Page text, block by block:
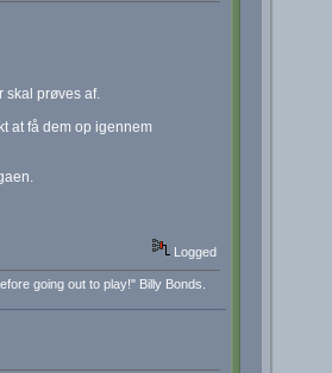
prøves af.
at få dem op igennem
Logged
going out to play!" Billy Bonds.